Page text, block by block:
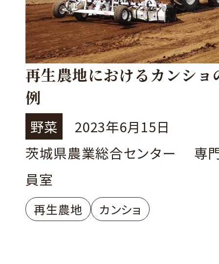
再生農地におけるカンショ
例
野菜
2023年6月15日
茨城県農業総合センター 専
員室
再生農地 カンショ